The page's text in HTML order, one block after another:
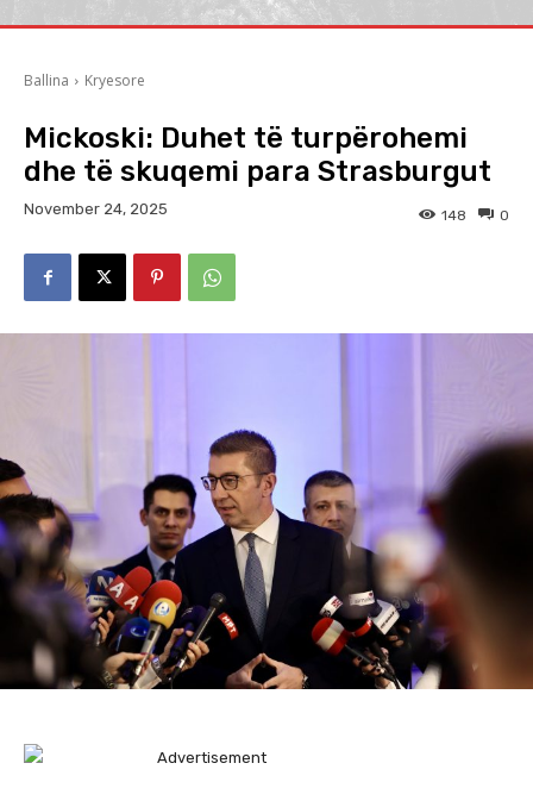
Ballina Kryesore
Mickoski: Duhet të turpërohemi
dhe të skuqemi para Strasburgut
November 24, 2025 0
148